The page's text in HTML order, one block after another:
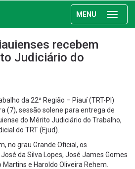
MENU
recebem
Judiciário do
da 22ª Região – Piauí (TRT-PI)
(7), sessão solene para entrega de
do Mérito Judiciário do Trabalho,
do TRT (Ejud).
no grau Grande Oficial, os
da Silva Lopes, José James Gomes
e Haroldo Oliveira Rehem.